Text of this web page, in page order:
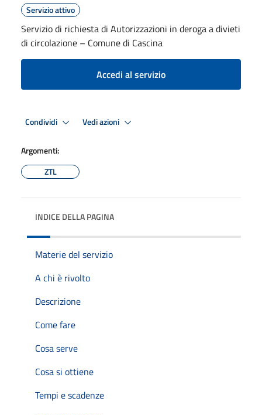
Servizio attivo
Servizio di richiesta di Autorizzazioni in deroga a divieti
di circolazione – Comune di Cascina
Accedi al servizio
Condividi Vedi azioni
Argomenti:
ZTL
INDICE DELLA PAGINA
Materie del servizio
A chi è rivolto
Descrizione
Come fare
Cosa serve
Cosa si ottiene
Tempi e scadenze